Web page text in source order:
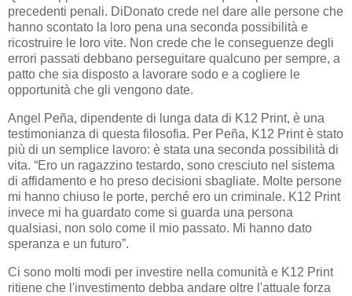
precedenti penali. DiDonato crede nel dare alle persone che
hanno scontato la loro pena una seconda possibilità e
ricostruire le loro vite. Non crede che le conseguenze degli
errori passati debbano perseguitare qualcuno per sempre, a
patto che sia disposto a lavorare sodo e a cogliere le
opportunità che gli vengono date.
Angel Peña, dipendente di lunga data di K12 Print, è una
testimonianza di questa filosofia. Per Peña, K12 Print è stato
più di un semplice lavoro: è stata una seconda possibilità di
vita. “Ero un ragazzino testardo, sono cresciuto nel sistema
di affidamento e ho preso decisioni sbagliate. Molte persone
mi hanno chiuso le porte, perché ero un criminale. K12 Print
invece mi ha guardato come si guarda una persona
qualsiasi, non solo come il mio passato. Mi hanno dato
speranza e un futuro”.
Ci sono molti modi per investire nella comunità e K12 Print
ritiene che l'investimento debba andare oltre l'attuale forza